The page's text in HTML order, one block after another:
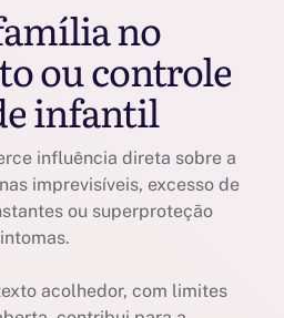
no
ou controle
infantil
influência direta sobre a
imprevisíveis, excesso de
ou superproteção
acolhedor, com limites